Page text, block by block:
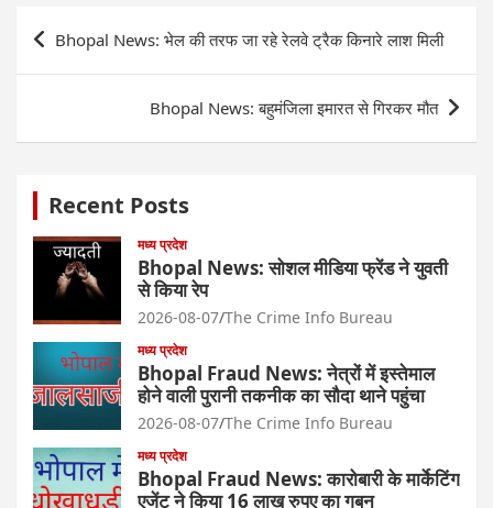
Post
navigation
Bhopal News: भेल की तरफ जा रहे रेलवे ट्रैक किनारे लाश मिली
Bhopal News: बहुमंजिला इमारत से गिरकर मौत
Recent Posts
मध्य प्रदेश
Bhopal News: सोशल मीडिया फ्रेंड ने युवती
से किया रेप
2026-08-07 The Crime Info Bureau
मध्य प्रदेश
Bhopal Fraud News: नेत्रों में इस्तेमाल
होने वाली पुरानी तकनीक का सौदा थाने पहुंचा
2026-08-07 The Crime Info Bureau
मध्य प्रदेश
Bhopal Fraud News: कारोबारी के मार्केटिंग
एजेंट ने किया 16 लाख रुपए का गबन